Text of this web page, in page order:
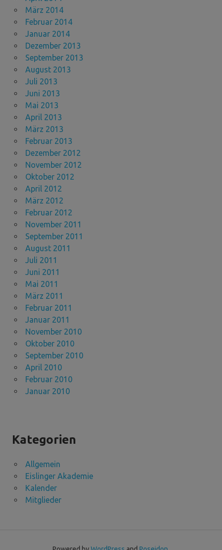
März 2014
Februar 2014
Januar 2014
Dezember 2013
September 2013
August 2013
Juli 2013
Juni 2013
Mai 2013
April 2013
März 2013
Februar 2013
Dezember 2012
November 2012
Oktober 2012
April 2012
März 2012
Februar 2012
November 2011
September 2011
August 2011
Juli 2011
Juni 2011
Mai 2011
März 2011
Februar 2011
Januar 2011
November 2010
Oktober 2010
September 2010
April 2010
Februar 2010
Januar 2010
Kategorien
Allgemein
Eislinger Akademie
Kalender
Mitglieder